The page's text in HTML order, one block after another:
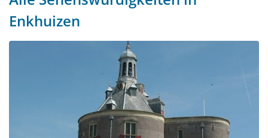
Enkhuizen